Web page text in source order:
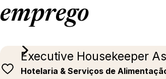
emprego
Executive Housekeeper
Hotelaria & Serviços de